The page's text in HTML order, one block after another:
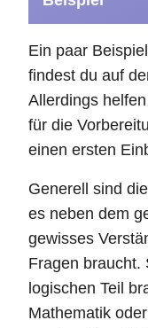
Ein paar
findest du auf
Allerdings
für die
einen ersten
Generell sind
es neben dem
gewisses
Fragen braucht.
logischen Teil
Mathematik